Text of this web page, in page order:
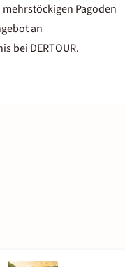
Pagoden
an
bei DERTOUR.